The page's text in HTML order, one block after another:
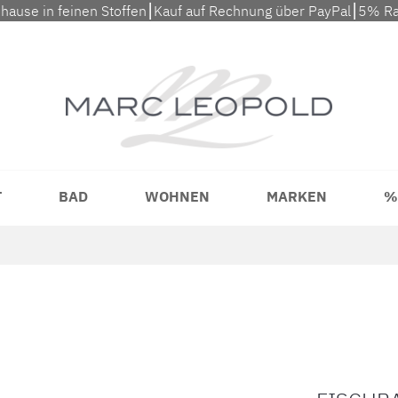
in feinen Stoffen⎮Kauf auf Rechnung über PayPal⎮5%
BAD WOHNEN MARKEN